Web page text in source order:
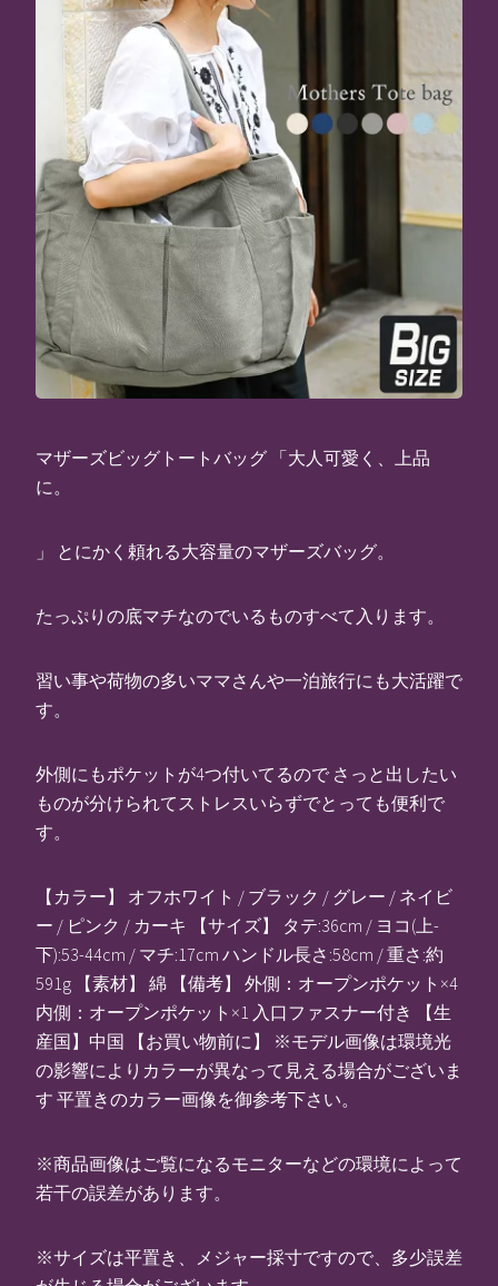
マザーズビッグトートバッグ 「大人可愛く、上品
に。
」 とにかく頼れる大容量のマザーズバッグ。
たっぷりの底マチなのでいるものすべて入ります。
習い事や荷物の多いママさんや一泊旅行にも大活躍で
す。
外側にもポケットが4つ付いてるので さっと出したい
ものが分けられてストレスいらずでとっても便利で
す。
【カラー】 オフホワイト / ブラック / グレー / ネイビ
ー / ピンク / カーキ 【サイズ】 タテ:36cm / ヨコ(上-
下):53-44cm / マチ:17cm ハンドル長さ:58cm / 重さ:約
591g 【素材】 綿 【備考】 外側：オープンポケット×4
内側：オープンポケット×1 入口ファスナー付き 【生
産国】中国 【お買い物前に】 ※モデル画像は環境光
の影響によりカラーが異なって見える場合がございま
す 平置きのカラー画像を御参考下さい。
※商品画像はご覧になるモニターなどの環境によって
若干の誤差があります。
※サイズは平置き、メジャー採寸ですので、多少誤差